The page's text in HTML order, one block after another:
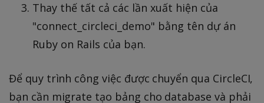
Thay thế tất cả các lần xuất hiện của
"connect_circleci_demo" bằng tên dự án
Ruby on Rails của bạn.
Để quy trình công việc được chuyển qua CircleCI,
bạn cần migrate tạo bảng cho database và phải